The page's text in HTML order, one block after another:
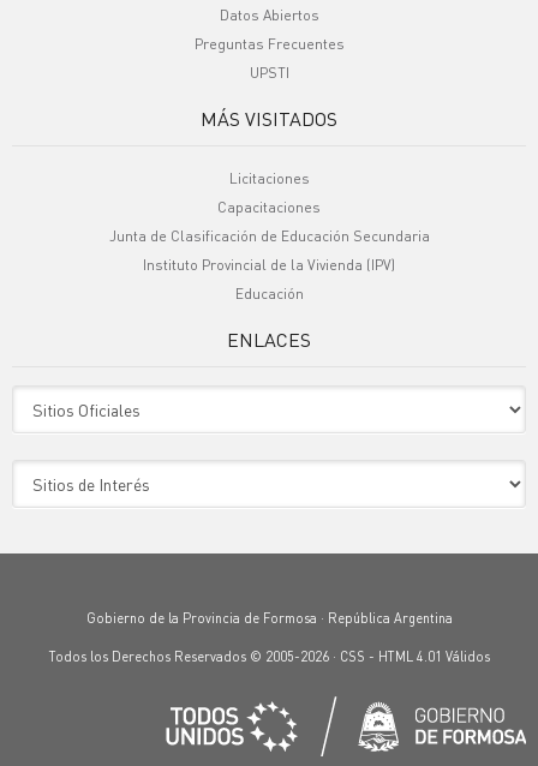
Datos Abiertos
Preguntas Frecuentes
UPSTI
MÁS VISITADOS
Licitaciones
Capacitaciones
Junta de Clasificación de Educación Secundaria
Instituto Provincial de la Vivienda (IPV)
Educación
ENLACES
Gobierno de la Provincia de Formosa · República Argentina
Todos los Derechos Reservados © 2005-2026 · CSS - HTML 4.01 Válidos